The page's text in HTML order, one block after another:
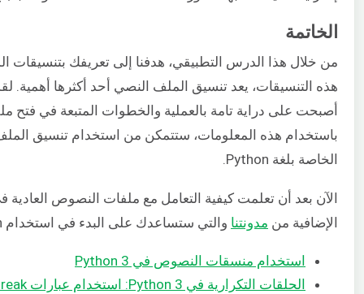
الخاتمة
هذه التنسيقات، يعد تنسيق الملف النصي أحد أكثرها أهمية.
أصبحت على دراية تامة بالعملية والخطوات المتبعة في فتح
باستخدام هذه المعلومات، ستتمكن من استخدام تنسيق
الخاصة بلغة Python.
الإضافية من مدونتنا والتي ستساعدك على البدء في استخدام Python:
استخدام منسقات النصوص في Python 3
الحلقات التكرارية في Python 3: استخدام عبارات Break وContinue وPass